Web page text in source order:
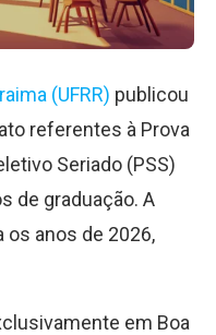
(UFRR) publicou
referentes à Prova
Seriado (PSS)
de graduação. A
os anos de 2026,
em Boa